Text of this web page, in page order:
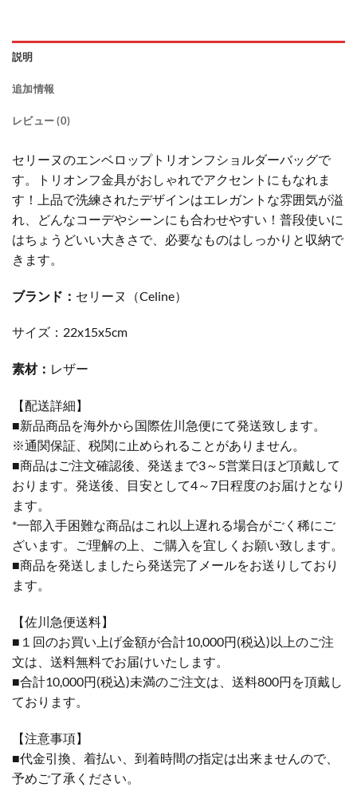
説明
追加情報
レビュー (0)
セリーヌのエンベロップトリオンフショルダーバッグで
す。トリオンフ金具がおしゃれでアクセントにもなれま
す！上品で洗練されたデザインはエレガントな雰囲気が溢
れ、どんなコーデやシーンにも合わせやすい！普段使いに
はちょうどいい大きさで、必要なものはしっかりと収納で
きます。
ブランド： セリーヌ（Celine）
サイズ：22x15x5cm
素材： レザー
【配送詳細】
■新品商品を海外から国際佐川急便にて発送致します。
※通関保証、税関に止められることがありません。
■商品はご注文確認後、発送まで3～5営業日ほど頂戴して
おります。発送後、目安として4～7日程度のお届けとなり
ます。
*一部入手困難な商品はこれ以上遅れる場合がごく稀にご
ざいます。ご理解の上、ご購入を宜しくお願い致します。
■商品を発送しましたら発送完了メールをお送りしており
ます。
【佐川急便送料】
■１回のお買い上げ金額が合計10,000円(税込)以上のご注
文は、送料無料でお届けいたします。
■合計10,000円(税込)未満のご注文は、送料800円を頂戴し
ております。
【注意事項】
■代金引換、着払い、到着時間の指定は出来ませんので、
予めご了承ください。